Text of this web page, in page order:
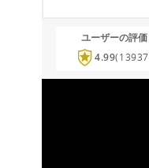
ユーザーの評価
4.99